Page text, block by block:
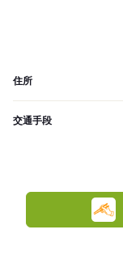
住所
交通手段